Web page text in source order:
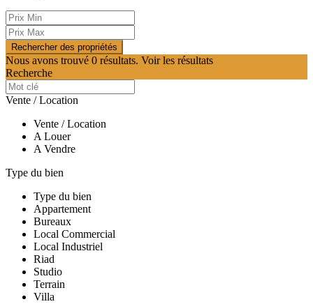
Nous avons trouvé 0 résultats. Voir les résultats
Recherche
Vente / Location
Vente / Location
A Louer
A Vendre
Type du bien
Type du bien
Appartement
Bureaux
Local Commercial
Local Industriel
Riad
Studio
Terrain
Villa